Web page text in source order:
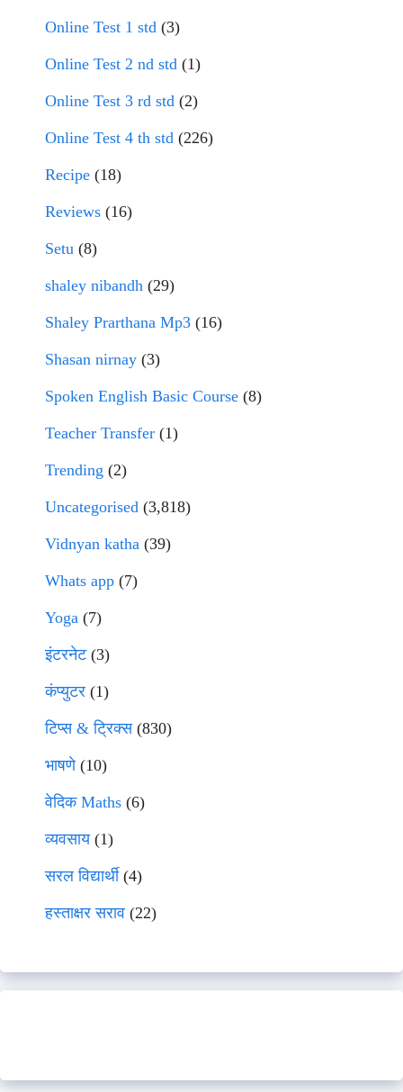
Online Test 1 std (3)
Online Test 2 nd std (1)
Online Test 3 rd std (2)
Online Test 4 th std (226)
Recipe (18)
Reviews (16)
Setu (8)
shaley nibandh (29)
Shaley Prarthana Mp3 (16)
Shasan nirnay (3)
Spoken English Basic Course (8)
Teacher Transfer (1)
Trending (2)
Uncategorised (3,818)
Vidnyan katha (39)
Whats app (7)
Yoga (7)
इंटरनेट(3)
कंप्युटर (1)
टिप्स & ट्रिक्स(830)
भाषणे(10)
वेदिक Maths (6)
व्यवसाय(1)
सरल विद्यार्थी(4)
हस्ताक्षर सराव (22)